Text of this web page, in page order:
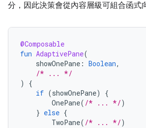
分，因此決策會從內容層級可組合函式
@Composable
fun AdaptivePane(
showOnePane : Boolean,
/* ... */
)
{
if (showOnePane)
{
OnePane( /* ... */)
} else {
TwoPane( /* ... */)